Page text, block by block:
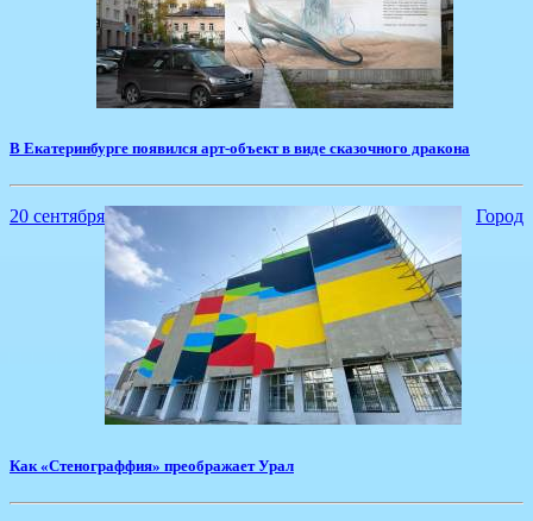
​В Екатеринбурге появился арт-объект в виде сказочного дракона
20 сентября Город
Как «Стенограффия» преображает Урал